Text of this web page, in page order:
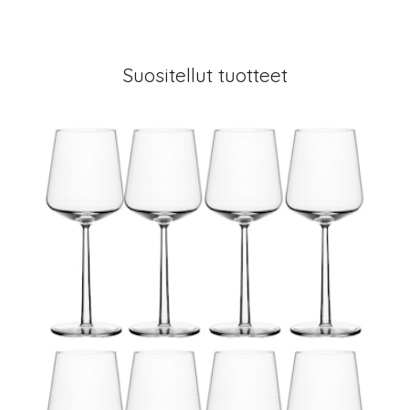
Suositellut tuotteet